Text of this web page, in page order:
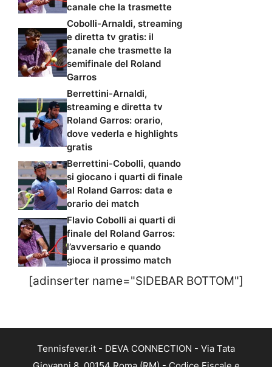
canale che la trasmette
Cobolli-Arnaldi, streaming
e diretta tv gratis: il
canale che trasmette la
semifinale del Roland
Garros
Berrettini-Arnaldi,
streaming e diretta tv
Roland Garros: orario,
dove vederla e highlights
gratis
Berrettini-Cobolli, quando
si giocano i quarti di finale
al Roland Garros: data e
orario dei match
Flavio Cobolli ai quarti di
finale del Roland Garros:
l’avversario e quando
gioca il prossimo match
[adinserter name="SIDEBAR BOTTOM"]
Tennisfever.it - DEVA CONNECTION - Via Tata